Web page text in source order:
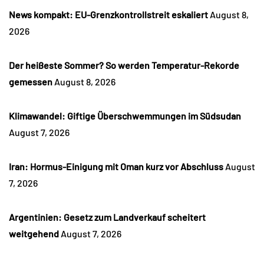
News kompakt: EU-Grenzkontrollstreit eskaliert August 8,
2026
Der heißeste Sommer? So werden Temperatur-Rekorde
gemessen August 8, 2026
Klimawandel: Giftige Überschwemmungen im Südsudan
August 7, 2026
Iran: Hormus-Einigung mit Oman kurz vor Abschluss August
7, 2026
Argentinien: Gesetz zum Landverkauf scheitert
weitgehend August 7, 2026